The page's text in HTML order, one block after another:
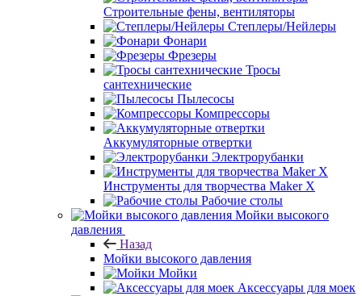
Строительные фены, вентиляторы
Степлеры/Нейлеры
Фонари
Фрезеры
Тросы
сантехнические
Пылесосы
Компрессоры
Аккумуляторные отвертки
Электрорубанки
Инструменты для творчества Maker X
Рабочие столы
Мойки высокого
давления
Назад
Мойки высокого давления
Мойки
Аксессуары для моек